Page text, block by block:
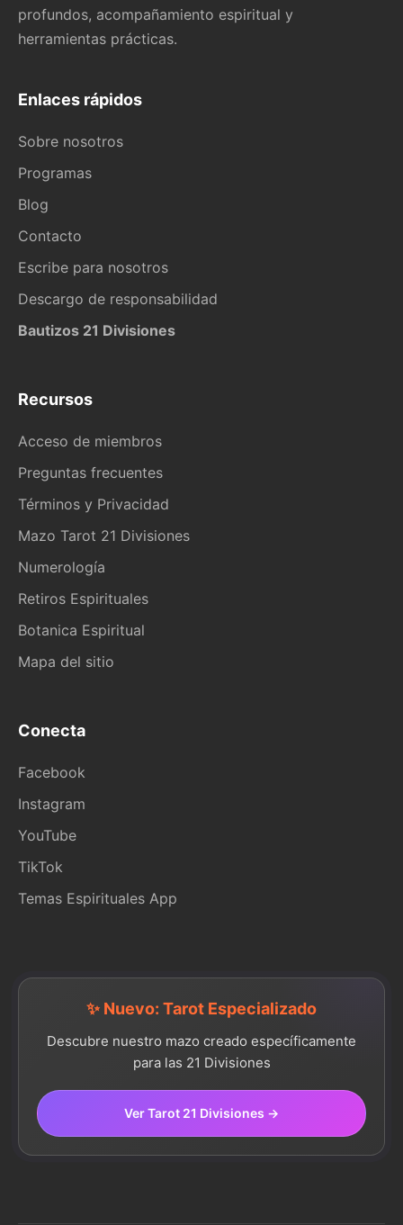
profundos, acompañamiento espiritual y
herramientas prácticas.
Enlaces rápidos
Sobre nosotros
Programas
Blog
Contacto
Escribe para nosotros
Descargo de responsabilidad
Bautizos 21 Divisiones
Recursos
Acceso de miembros
Preguntas frecuentes
Términos y Privacidad
Mazo Tarot 21 Divisiones
Numerología
Retiros Espirituales
Botanica Espiritual
Mapa del sitio
Conecta
Facebook
Instagram
YouTube
TikTok
Temas Espirituales App
✨ Nuevo: Tarot Especializado
Descubre nuestro mazo creado específicamente
para las 21 Divisiones
Ver Tarot 21 Divisiones →